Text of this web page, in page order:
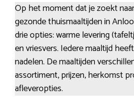
Op het moment dat je zoekt
gezonde thuismaaltijden in
drie opties: warme levering
en vriesvers. Iedere maaltijd
nadelen. De maaltijden
assortiment, prijzen, herkomst
afleveropties.